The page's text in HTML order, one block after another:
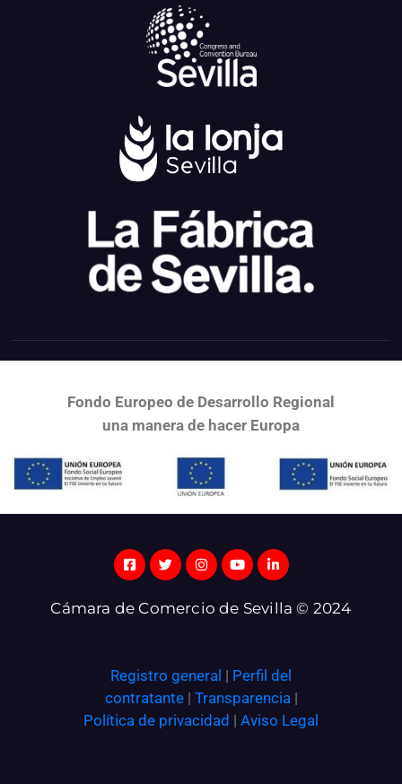
Fondo Europeo de Desarrollo Regional
una manera de hacer Europa
Cámara de Comercio de Sevilla © 2024
Registro general | Perfil del
contratante| Transparencia|
Política de privacidad | Aviso Legal